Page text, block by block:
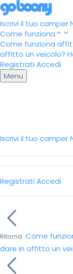
Iscrivi il tuo camper
Come funziona
Come funziona
affitto un veicolo?
Registrati Accedi
Menu
Iscrivi il tuo camper
Registrati Accedi
Ritorna Come
dare in affitto un